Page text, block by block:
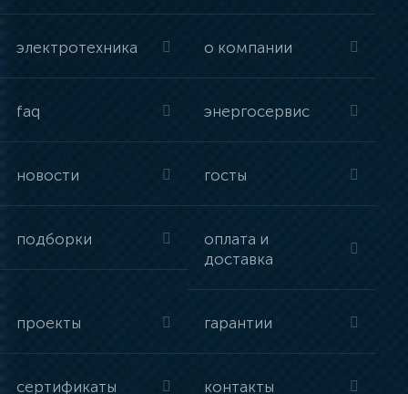
электротехника о компании
faq энергосервис
новости госты
подборки
оплата и
доставка
проекты гарантии
сертификаты контакты